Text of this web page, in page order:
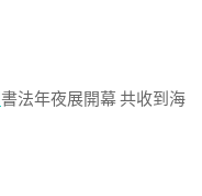
書法年夜展開幕 共收到海